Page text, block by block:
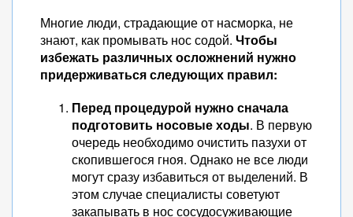
Многие люди, страдающие от насморка, не
знают, как промывать нос содой. Чтобы
избежать различных осложнений нужно
придерживаться следующих правил:
Перед процедурой нужно сначала
подготовить носовые ходы. В первую
очередь необходимо очистить пазухи от
скопившегося гноя. Однако не все люди
могут сразу избавиться от выделений. В
этом случае специалисты советуют
закапывать в нос сосудосуживающие